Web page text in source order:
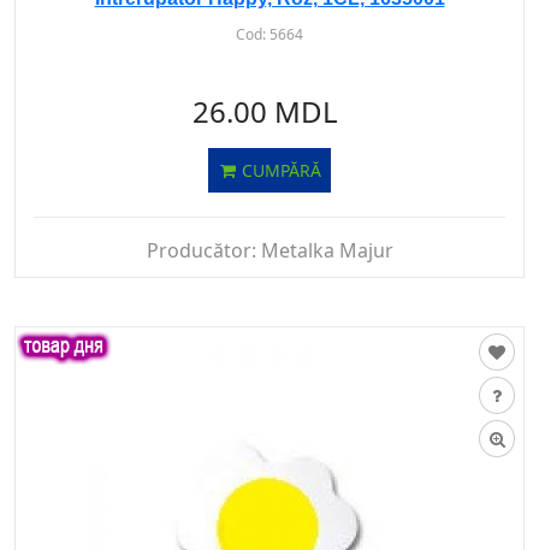
Cod: 5664
26.00 MDL
CUMPĂRĂ
Producător: Metalka Majur